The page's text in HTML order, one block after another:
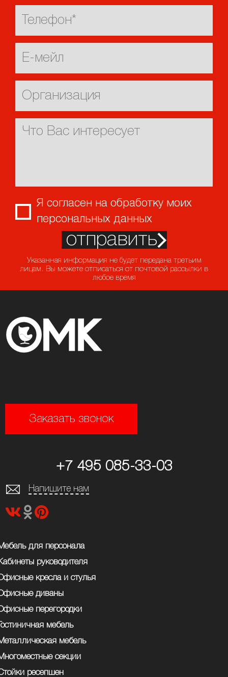
Я согласен на обработку моих
персональных данных
отправить
Указанная информация не будет передана третьим
лицам. Вы можете отписаться от почтовой рассылки в
любое время
для персонала
руководителя
кресла и стулья
диваны
перегородки
мебель
мебель
секции
ресепшен
Заказать звонок
+7 495 085-33-03
Напишите нам